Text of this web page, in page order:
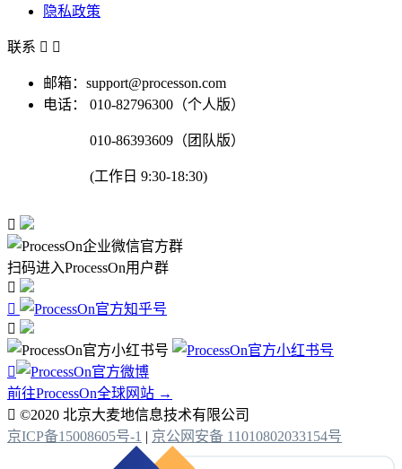
隐私政策
联系  
邮箱：support@processon.com
电话：
010-82796300（个人版）
010-86393609（团队版）
(工作日 9:30-18:30)

扫码进入ProcessOn用户群




前往ProcessOn全球网站 →
 ©2020 北京大麦地信息技术有限公司
京ICP备15008605号-1 | 京公网安备 11010802033154号